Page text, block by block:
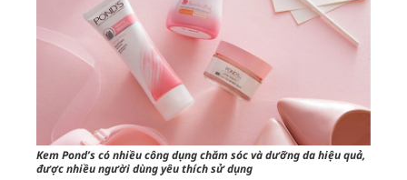
Kem Pond’s có nhiều công dụng chăm sóc và dưỡng da hiệu quả,
được nhiều người dùng yêu thích sử dụng